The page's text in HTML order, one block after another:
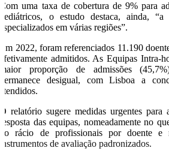
Com uma taxa de cobertura de 9% para
pediátricos, o estudo destaca, ainda,
especializados em várias regiões”.
Em 2022, foram referenciados 11.190
efetivamente admitidos. As Equipas Intra-
maior proporção de admissões
permanece desigual, com Lisboa a
atendidos.
O relatório sugere medidas urgentes para
resposta das equipas, nomeadamente no
do rácio de profissionais por doente e
instrumentos de avaliação padronizados.